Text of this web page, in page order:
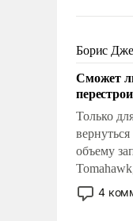
ударами
слабым,
Борис
Сможет
Только
объему
США
лет. Даже
4